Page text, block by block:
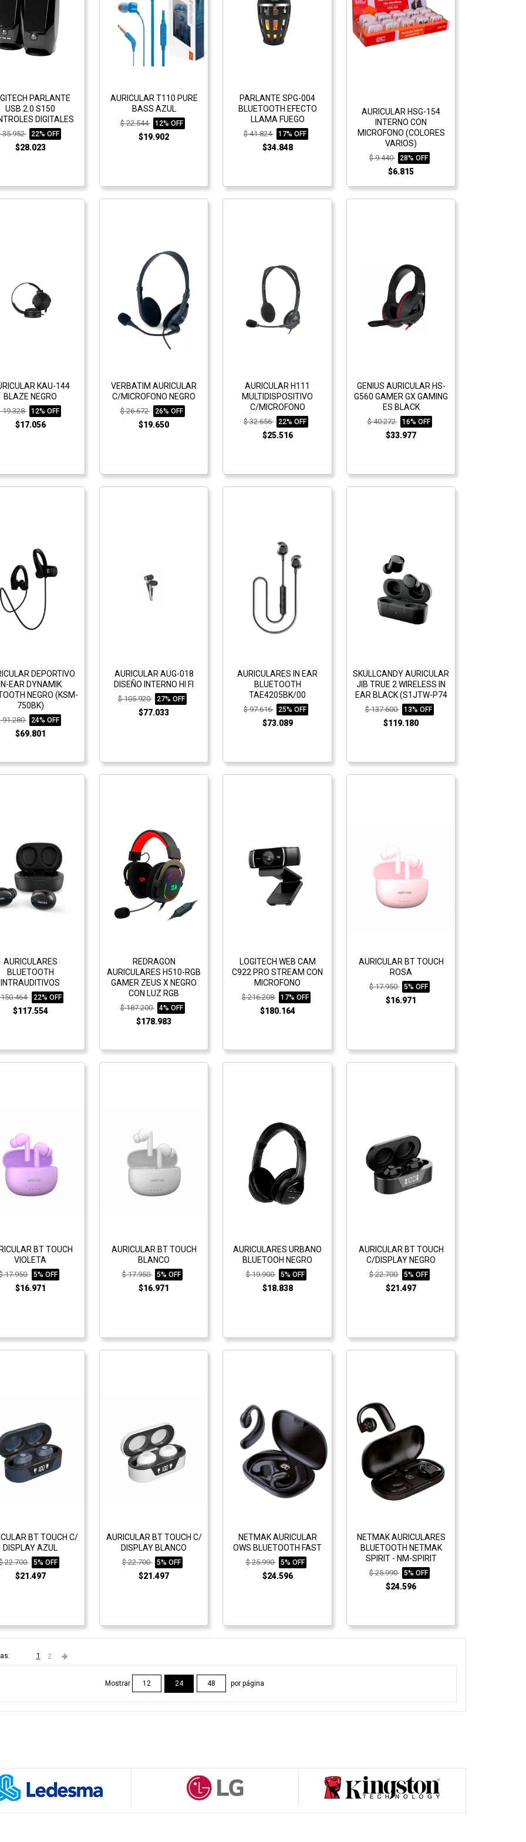
PARLANTE
USB 2.0 S150
DIGITALES
35.952 22% OFF
$28.023
AURICULAR T110 PURE
BASS AZUL
$ 22.544 12% OFF
$19.902
PARLANTE SPG-004
BLUETOOTH EFECTO
LLAMA FUEGO
$ 41.824 17% OFF
$34.848
AURICULAR HSG-154
INTERNO CON
MICROFONO (COLORES
VARIOS)
$ 9.440 28% OFF
$6.815
KAU-144
BLAZE NEGRO
19.328 12% OFF
$17.056
VERBATIM AURICULAR
C/MICROFONO NEGRO
$ 26.672 26% OFF
$19.650
AURICULAR H111
MULTIDISPOSITIVO
C/MICROFONO
$ 32.656 22% OFF
$25.516
GENIUS AURICULAR HS-
G560 GAMER GX GAMING
ES BLACK
$ 40.272 16% OFF
$33.977
DEPORTIVO
EAR DYNAMIK
NEGRO (KSM-
750BK)
91.280 24% OFF
$69.801
AURICULAR AUG-018
DISEÑO INTERNO HI FI
$ 105.920 27% OFF
$77.033
AURICULARES IN EAR
BLUETOOTH
TAE4205BK/00
$ 97.616 25% OFF
$73.089
SKULLCANDY AURICULAR
JIB TRUE 2 WIRELESS IN
EAR BLACK (S1JTW-P74
$ 137.600 13% OFF
$119.180
AURICULARES
BLUETOOTH
INTRAUDITIVOS
22% OFF
$117.554
REDRAGON
AURICULARES H510-RGB
GAMER ZEUS X NEGRO
CON LUZ RGB
$ 187.200 4% OFF
$178.983
LOGITECH WEB CAM
C922 PRO STREAM CON
MICROFONO
$ 216.208 17% OFF
$180.164
AURICULAR BT TOUCH
ROSA
$ 17.950 5% OFF
$16.971
BT TOUCH
VIOLETA
17.950 5% OFF
$16.971
AURICULAR BT TOUCH
BLANCO
$ 17.950 5% OFF
$16.971
AURICULARES URBANO
BLUETOOH NEGRO
$ 19.900 5% OFF
$18.838
AURICULAR BT TOUCH
C/DISPLAY NEGRO
$ 22.700 5% OFF
$21.497
BT TOUCH C/
DISPLAY AZUL
22.700 5% OFF
$21.497
AURICULAR BT TOUCH C/
DISPLAY BLANCO
$ 22.700 5% OFF
$21.497
NETMAK AURICULAR
OWS BLUETOOTH FAST
$ 25.990 5% OFF
$24.596
NETMAK AURICULARES
BLUETOOTH NETMAK
SPIRIT - NM-SPIRIT
$ 25.990 5% OFF
$24.596
1 2
Mostrar 12 24 48 por página